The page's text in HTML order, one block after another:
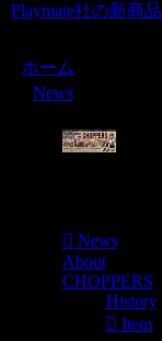
Playmate社の新商
ホーム
News
News
About
CHOPPERS
History
Item